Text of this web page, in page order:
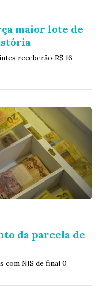
maior lote de
receberão R$ 16
da parcela de
com NIS de final 0